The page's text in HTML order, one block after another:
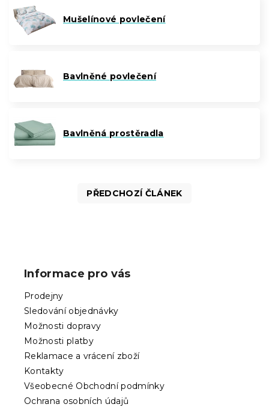
Mušelínové povlečení
Bavlněné povlečení
Bavlněná prostěradla
PŘEDCHOZÍ ČLÁNEK
Informace pro vás
Prodejny
Sledování objednávky
Možnosti dopravy
Možnosti platby
Reklamace a vrácení zboží
Kontakty
Všeobecné Obchodní podmínky
Ochrana osobních údajů